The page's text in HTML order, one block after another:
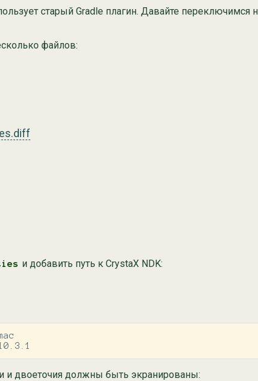
старый Gradle плагин. Давайте переключимся
файлов:
и добавить путь к CrystaX NDK:
и двоеточия должны быть экранированы: